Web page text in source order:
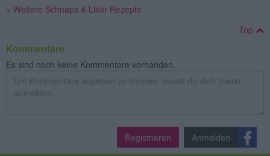
» Weitere Schnaps & Likör Rezepte
Top
Kommentare
Es sind noch keine Kommentare vorhanden.
Registrieren Anmelden